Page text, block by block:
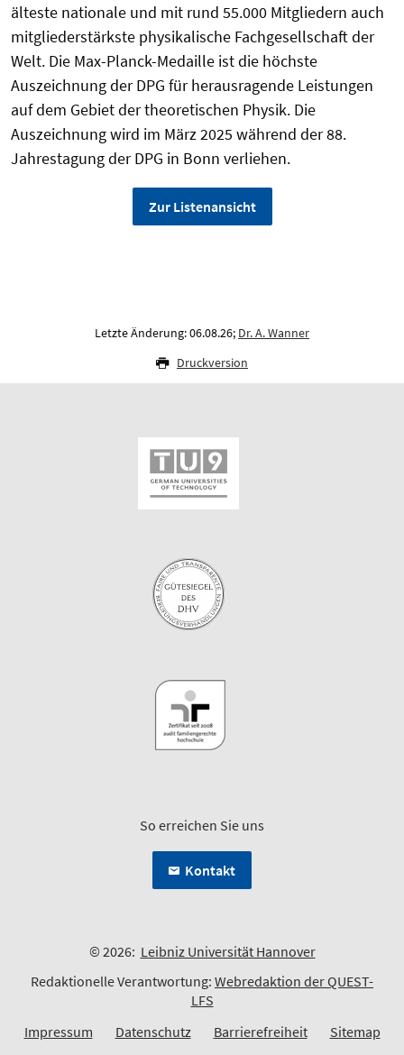
älteste nationale und mit rund 55.000 Mitgliedern auch
mitgliederstärkste physikalische Fachgesellschaft der
Welt. Die Max-Planck-Medaille ist die höchste
Auszeichnung der DPG für herausragende Leistungen
auf dem Gebiet der theoretischen Physik. Die
Auszeichnung wird im März 2025 während der 88.
Jahrestagung der DPG in Bonn verliehen.
Zur Listenansicht
Letzte Änderung: 06.08.26; Dr. A. Wanner
Druckversion
So erreichen Sie uns
Kontakt
© 2026: Leibniz Universität Hannover
Redaktionelle Verantwortung: Webredaktion der QUEST-
LFS
Impressum
Datenschutz Barrierefreiheit Sitemap